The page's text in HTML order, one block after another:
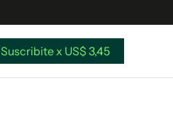
Suscribite x US$ 3,45